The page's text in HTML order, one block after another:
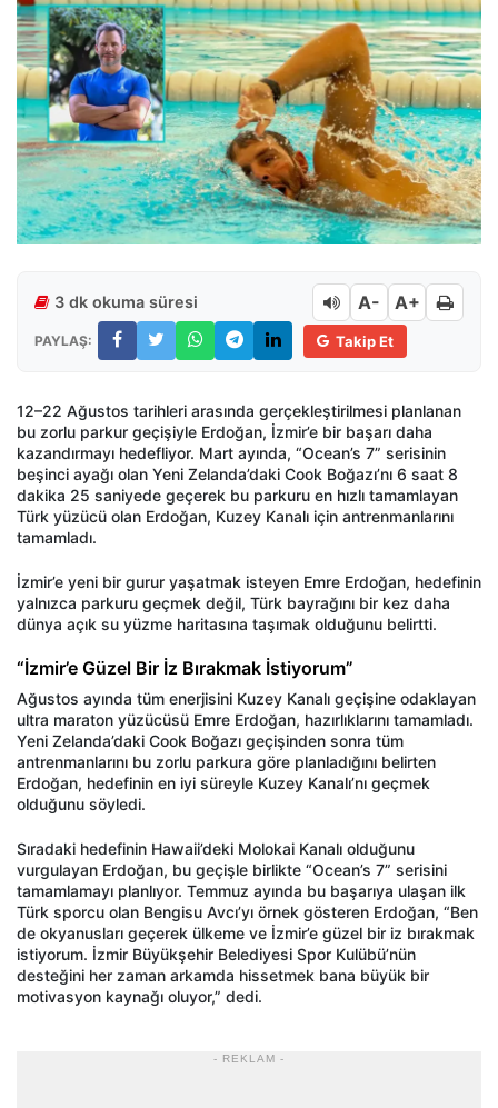
3 dk okuma süresi A- A+
PAYLAŞ: Takip Et
12–22 Ağustos tarihleri arasında gerçekleştirilmesi planlanan
bu zorlu parkur geçişiyle Erdoğan, İzmir’e bir başarı daha
kazandırmayı hedefliyor. Mart ayında, “Ocean’s 7” serisinin
beşinci ayağı olan Yeni Zelanda’daki Cook Boğazı’nı 6 saat 8
dakika 25 saniyede geçerek bu parkuru en hızlı tamamlayan
Türk yüzücü olan Erdoğan, Kuzey Kanalı için antrenmanlarını
tamamladı.
İzmir’e yeni bir gurur yaşatmak isteyen Emre Erdoğan, hedefinin
yalnızca parkuru geçmek değil, Türk bayrağını bir kez daha
dünya açık su yüzme haritasına taşımak olduğunu belirtti.
“İzmir’e Güzel Bir İz Bırakmak İstiyorum”
Ağustos ayında tüm enerjisini Kuzey Kanalı geçişine odaklayan
ultra maraton yüzücüsü Emre Erdoğan, hazırlıklarını tamamladı.
Yeni Zelanda’daki Cook Boğazı geçişinden sonra tüm
antrenmanlarını bu zorlu parkura göre planladığını belirten
Erdoğan, hedefinin en iyi süreyle Kuzey Kanalı’nı geçmek
olduğunu söyledi.
Sıradaki hedefinin Hawaii’deki Molokai Kanalı olduğunu
vurgulayan Erdoğan, bu geçişle birlikte “Ocean’s 7” serisini
tamamlamayı planlıyor. Temmuz ayında bu başarıya ulaşan ilk
Türk sporcu olan Bengisu Avcı’yı örnek gösteren Erdoğan, “Ben
de okyanusları geçerek ülkeme ve İzmir’e güzel bir iz bırakmak
istiyorum. İzmir Büyükşehir Belediyesi Spor Kulübü’nün
desteğini her zaman arkamda hissetmek bana büyük bir
motivasyon kaynağı oluyor,” dedi.
- REKLAM -